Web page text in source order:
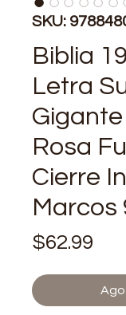
SKU:
Biblia
Letra
Gigante
Rosa
Cierre
Marcos
$62.99